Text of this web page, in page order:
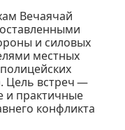
Вечаячай
и силовых
местных
Цель встреч —
и практичные
конфликта